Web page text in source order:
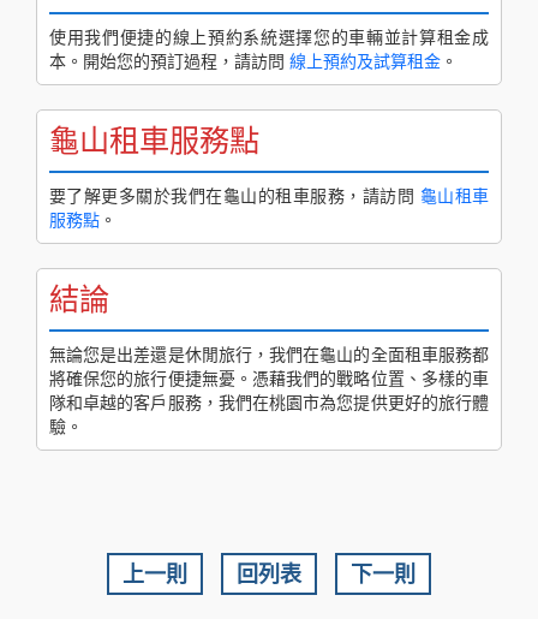
使用我們便捷的線上預約系統選擇您的車輛並計算租金成
本。開始您的預訂過程，請訪問 線上預約及試算租金 。
龜山租車服務點
要了解更多關於我們在龜山的租車服務，請訪問 龜山租車
服務點 。
結論
無論您是出差還是休閒旅行，我們在龜山的全面租車服務都
將確保您的旅行便捷無憂。憑藉我們的戰略位置、多樣的車
隊和卓越的客戶服務，我們在桃園市為您提供更好的旅行體
驗。
上一則 回列表 下一則